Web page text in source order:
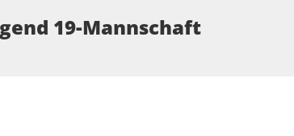
19-Mannschaft